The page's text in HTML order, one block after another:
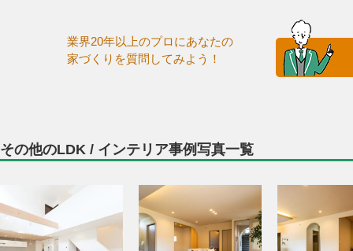
業界20年以上のプロにあなたの
家づくりを質問してみよう！
その他のLDK / インテリア事例写真一覧